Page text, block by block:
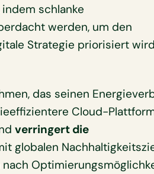
indem schlanke
werden, um den
Strategie priorisiert
das seinen
Cloud-
verringert die
globalen